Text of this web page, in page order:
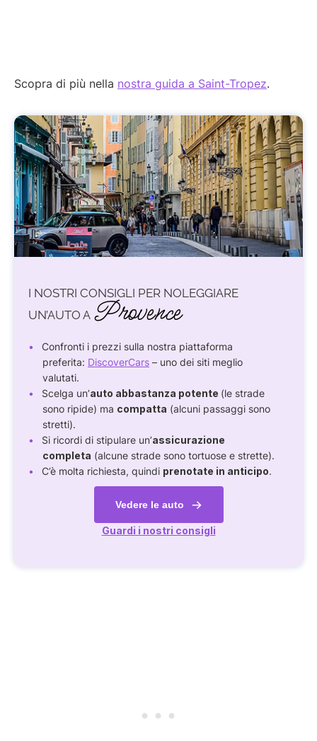
Scopra di più nella nostra guida a Saint-Tropez.
I NOSTRI CONSIGLI PER NOLEGGIARE
UN’AUTO A Provence
Confronti i prezzi sulla nostra piattaforma
preferita: DiscoverCars – uno dei siti meglio
valutati.
Scelga un’auto abbastanza potente (le strade
sono ripide) ma compatta (alcuni passaggi sono
stretti).
Si ricordi di stipulare un’assicurazione
completa (alcune strade sono tortuose e strette).
C’è molta richiesta, quindi prenotate in anticipo.
Vedere le auto
Guardi i nostri consigli